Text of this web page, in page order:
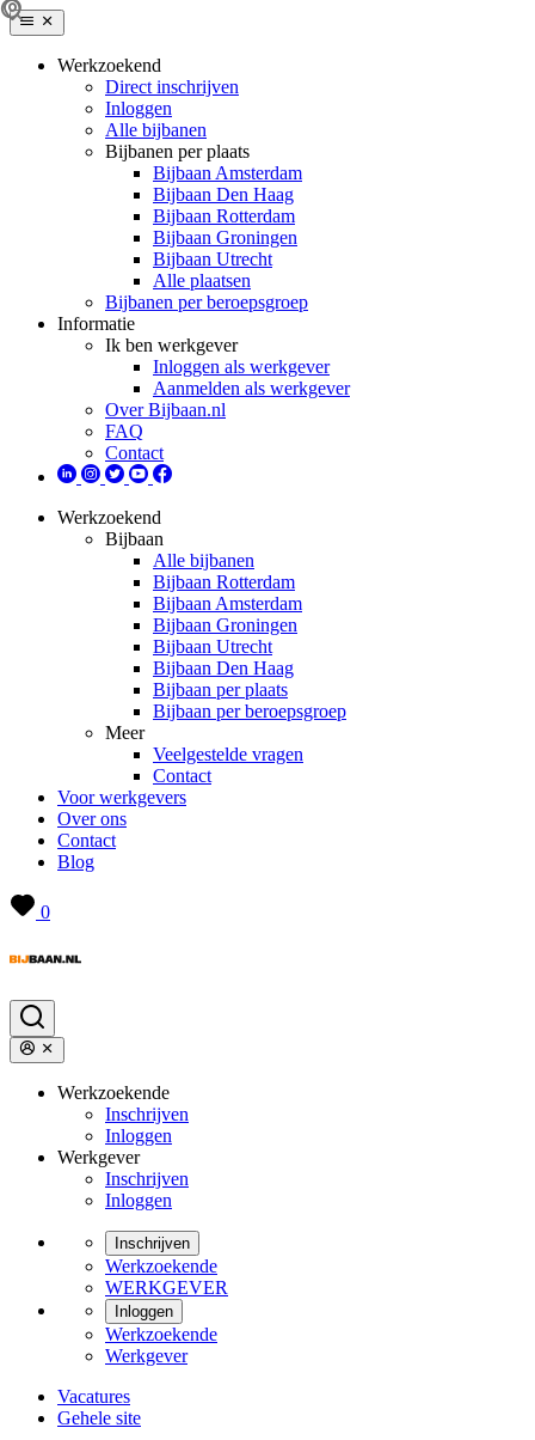
Werkzoekend
Direct inschrijven
Inloggen
Alle bijbanen
Bijbanen per plaats
Bijbaan Amsterdam
Bijbaan Den Haag
Bijbaan Rotterdam
Bijbaan Groningen
Bijbaan Utrecht
Alle plaatsen
Bijbanen per beroepsgroep
Informatie
Ik ben werkgever
Inloggen als werkgever
Aanmelden als werkgever
Over Bijbaan.nl
FAQ
Contact
Werkzoekend
Bijbaan
Alle bijbanen
Bijbaan Rotterdam
Bijbaan Amsterdam
Bijbaan Groningen
Bijbaan Utrecht
Bijbaan Den Haag
Bijbaan per plaats
Bijbaan per beroepsgroep
Meer
Veelgestelde vragen
Contact
Voor werkgevers
Over ons
Contact
Blog
0
Werkzoekende
Inschrijven
Inloggen
Werkgever
Inschrijven
Inloggen
Inschrijven
Werkzoekende
WERKGEVER
Inloggen
Werkzoekende
Werkgever
Vacatures
Gehele site